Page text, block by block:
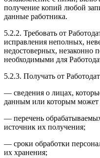
получение копий любой
данные работника.
5.2.2. Требовать от
исправления неполных,
недостоверных,
необходимыми для
5.2.3. Получать от
— сведения о лицах,
данным или которым может
— перечень
источник их получения;
— сроки обработки
их хранения;